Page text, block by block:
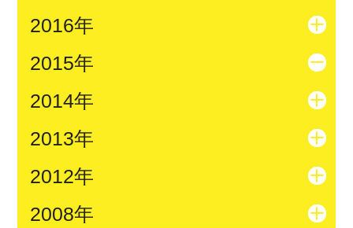
2016年
2015年
2014年
2013年
2012年
2008年